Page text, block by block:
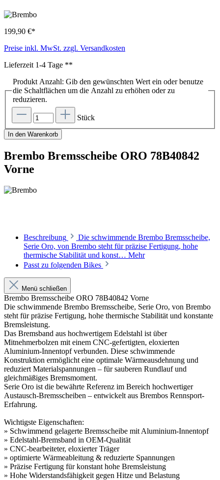
199,90 €*
Preise inkl. MwSt. zzgl. Versandkosten
Lieferzeit 1-4 Tage **
Produkt Anzahl: Gib den gewünschten Wert ein oder benutze
die Schaltflächen um die Anzahl zu erhöhen oder zu
reduzieren.
Stück
In den Warenkorb
Brembo Bremsscheibe ORO 78B40842
Vorne
Beschreibung
Die schwimmende Brembo Bremsscheibe,
Serie Oro, von Brembo steht für präzise Fertigung, hohe
thermische Stabilität und konst… Mehr
Passt zu folgenden Bikes
Menü schließen
Brembo Bremsscheibe ORO 78B40842 Vorne
Die schwimmende Brembo Bremsscheibe, Serie Oro, von Brembo
steht für präzise Fertigung, hohe thermische Stabilität und konstante
Bremsleistung.
Das Bremsband aus hochwertigem Edelstahl ist über
Mitnehmerbolzen mit einem CNC-gefertigten, eloxierten
Aluminium-Innentopf verbunden. Diese schwimmende
Konstruktion ermöglicht eine optimale Wärmeausdehnung und
reduziert Materialspannungen – für sauberen Rundlauf und
gleichmäßiges Bremsmoment.
Serie Oro ist die bewährte Referenz im Bereich hochwertiger
Austausch-Bremsscheiben – entwickelt aus Brembos Rennsport-
Erfahrung.
Wichtigste Eigenschaften:
» Schwimmend gelagerte Bremsscheibe mit Aluminium-Innentopf
» Edelstahl-Bremsband in OEM-Qualität
» CNC-bearbeiteter, eloxierter Träger
» optimierte Wärmeableitung & reduzierte Spannungen
» Präzise Fertigung für konstant hohe Bremsleistung
» Hohe Widerstandsfähigkeit gegen Hitze und Belastung